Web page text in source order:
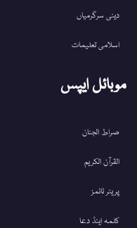
دینی سرگرمیاں
اسلامی تعلیمات
موبائل ایپس
صراط الجنان
القرآن الکریم
پریئر ٹائمز
کلمہ اینڈ دعا